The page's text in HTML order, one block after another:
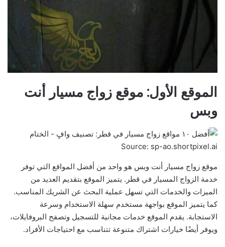
الموقع الأول: موقع زواج مسيار أنت
وبس
Source: sp-ao.shortpixel.ai
موقع زواج مسيار أنت وبس هو واحد من أفضل المواقع التي توفر
خدمة الزواج المسيار في قطر. يتميز الموقع بتقديم العديد من
الميزات والخدمات التي تسهل عملية البحث عن الشريك المناسب.
كما يتميز الموقع بواجهة مستخدم سهلة الاستخدام وسرعة
الاستجابة. يقدم الموقع خدمات مجانية للتسجيل وتصفح البروفايلات،
ويوفر أيضًا خيارات اشتراك متنوعة تتناسب مع احتياجات الأفراد.